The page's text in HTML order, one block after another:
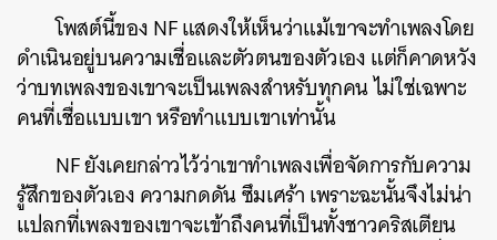
โพสต์นี้ของ NF แสดงให้เห็นว่าแม้เขาจะทำเพลงโดย
ดำเนินอยู่บนความเชื่อและตัวตนของตัวเอง แต่ก็คาดหวัง
ว่าบทเพลงของเขาจะเป็นเพลงสำหรับทุกคน ไม่ใช่เฉพาะ
คนที่เชื่อแบบเขา หรือทำแบบเขาเท่านั้น
NF ยังเคยกล่าวไว้ว่าเขาทำเพลงเพื่อจัดการกับความ
รู้สึกของตัวเอง ความกดดัน ซึมเศร้า เพราะฉะนั้นจึงไม่น่า
แปลกที่เพลงของเขาจะเข้าถึงคนที่เป็นทั้งชาวคริสเตียน